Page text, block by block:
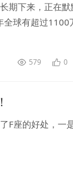
期下来，正在默
全球有超过1100
579 0
F座的好处，一